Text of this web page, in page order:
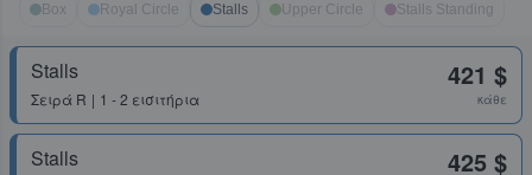
Box Royal Circle Stalls Upper Circle Stalls Standing
Stalls
Σειρά R 1 - 2 εισιτήρια
421 $
κάθε
Stalls 425 $